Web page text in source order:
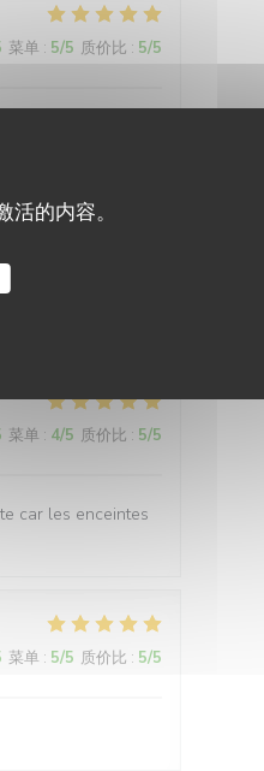
的内容。
菜单 : 5/5 质价比 : 5/5
菜单 : 4/5 质价比 : 5/5
car les enceintes
菜单 : 5/5 质价比 : 5/5